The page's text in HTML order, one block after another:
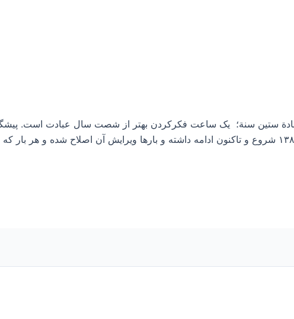
ستين سنة؛ یک ساعت فکرکردن بهتر از شصت سال عبادت است.
باستحضار میرساند تدوین این مقاله که تقدیم عزیزان گردیده در سال ۱۳۸۴ شروع و تاکنون ادامه داشته و بارها ویرایش آن اصلاح